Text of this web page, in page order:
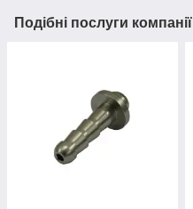
Подібні послуги компанії